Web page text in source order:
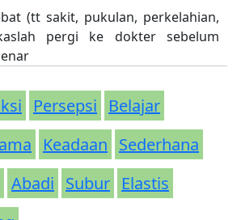
(tt sakit, pukulan, perkelahian,
pergi ke dokter sebelum
Persepsi
Belajar
Keadaan Sederhana
Abadi Subur Elastis